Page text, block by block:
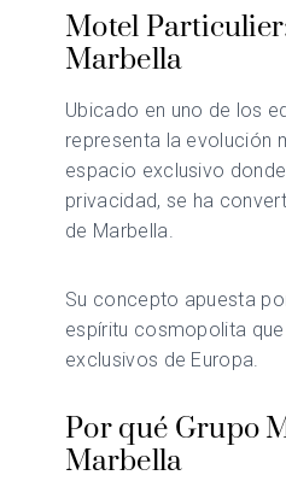
Motel
Marbella
Ubicado en uno de los
representa la evolución
espacio exclusivo
privacidad, se ha
de Marbella.
Su concepto apuesta
espíritu cosmopolita
exclusivos de Europa.
Por qué Grupo
Marbella